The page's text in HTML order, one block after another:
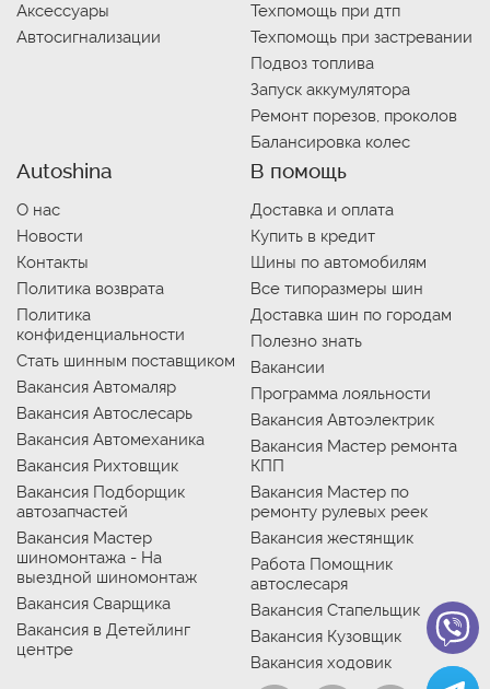
Аксессуары
Автосигнализации
Техпомощь при дтп
Техпомощь при застревании
Подвоз топлива
Запуск аккумулятора
Ремонт порезов, проколов
Балансировка колес
Autoshina
О нас
Новости
Контакты
Политика возврата
Политика
конфиденциальности
Стать шинным поставщиком
Вакансия Автомаляр
Вакансия Автослесарь
Вакансия Автомеханика
Вакансия Рихтовщик
Вакансия Подборщик
автозапчастей
Вакансия Мастер
шиномонтажа - На
выездной шиномонтаж
Вакансия Сварщика
Вакансия в Детейлинг
центре
В помощь
Доставка и оплата
Купить в кредит
Шины по автомобилям
Все типоразмеры шин
Доставка шин по городам
Полезно знать
Вакансии
Программа лояльности
Вакансия Автоэлектрик
Вакансия Мастер ремонта
КПП
Вакансия Мастер по
ремонту рулевых реек
Вакансия жестянщик
Работа Помощник
автослесаря
Вакансия Стапельщик
Вакансия Кузовщик
Вакансия ходовик